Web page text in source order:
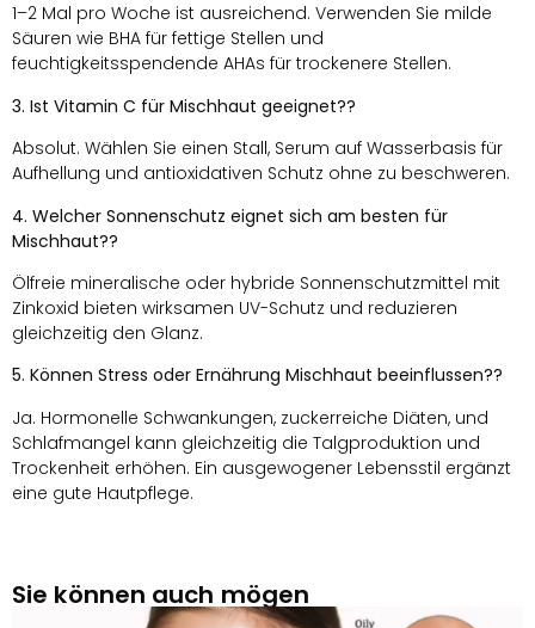
1–2 Mal pro Woche ist ausreichend. Verwenden Sie milde
Säuren wie BHA für fettige Stellen und
feuchtigkeitsspendende AHAs für trockenere Stellen.
3. Ist Vitamin C für Mischhaut geeignet??
Absolut. Wählen Sie einen Stall, Serum auf Wasserbasis für
Aufhellung und antioxidativen Schutz ohne zu beschweren.
4. Welcher Sonnenschutz eignet sich am besten für
Mischhaut??
Ölfreie mineralische oder hybride Sonnenschutzmittel mit
Zinkoxid bieten wirksamen UV-Schutz und reduzieren
gleichzeitig den Glanz.
5. Können Stress oder Ernährung Mischhaut beeinflussen??
Ja. Hormonelle Schwankungen, zuckerreiche Diäten, und
Schlafmangel kann gleichzeitig die Talgproduktion und
Trockenheit erhöhen. Ein ausgewogener Lebensstil ergänzt
eine gute Hautpflege.
Sie können auch mögen